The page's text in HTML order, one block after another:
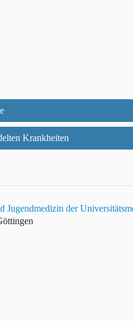
Krankheiten
der